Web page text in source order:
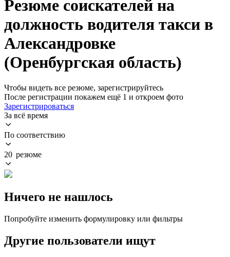
Резюме соискателей на
должность водителя такси в
Александровке
(Оренбургская область)
Чтобы видеть все резюме, зарегистрируйтесь
После регистрации покажем ещё 1 и откроем фото
Зарегистрироваться
За всё время
По соответствию
20 резюме
Ничего не нашлось
Попробуйте изменить формулировку или фильтры
Другие пользователи ищут